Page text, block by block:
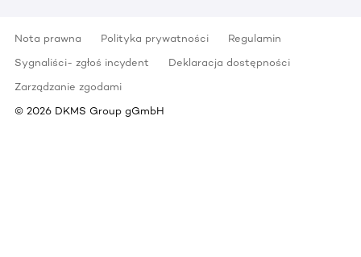
Nota prawna Polityka prywatności
Regulamin
Sygnaliści- zgłoś incydent
Deklaracja dostępności
Zarządzanie zgodami
© 2026 DKMS Group gGmbH